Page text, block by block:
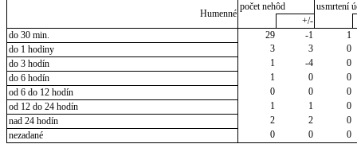
Humenné
počet nehôd
usmrtení
+/-
do 30 min.
29 -1
1
do 1 hodiny
3 3
0
do 3 hodín
1 -4
0
do 6 hodín
1 0
0
od 6 do 12 hodín
0 0
0
od 12 do 24 hodín
1 1
0
nad 24 hodín
2 2
0
nezadané
0 0 0